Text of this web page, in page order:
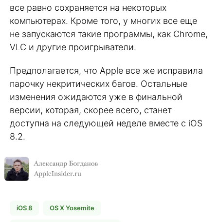
все равно сохраняется на некоторых
компьютерах. Кроме того, у многих все еще
не запускаются такие программы, как Chrome,
VLC и другие проигрыватели.
Предполагается, что Apple все же исправила
парочку некритических багов. Остальные
изменения ожидаются уже в финальной
версии, которая, скорее всего, станет
доступна на следующей неделе вместе с iOS
8.2.
iOS 8 OS X Yosemite